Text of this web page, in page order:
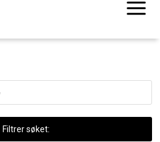
Filtrer søket: